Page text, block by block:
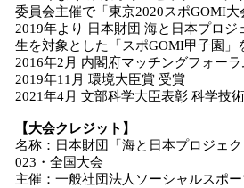
委員会主催で「東京2020スポGOMI大
2019年より 日本財団 海と日本プロジ
生を対象とした「スポGOMI甲子園」
2016年2月 内閣府マッチングフォー
2019年11月 環境大臣賞 受賞
2021年4月 文部科学大臣表彰 科学技
【大会クレジット】
名称：日本財団「海と日本プロジェ
023・全国大会
主催：一般社団法人ソーシャルスポ